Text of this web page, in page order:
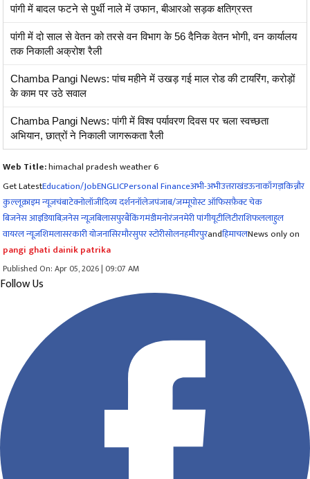
पांगी में बादल फटने से पुर्थी नाले में उफान, बीआरओ सड़क क्षतिग्रस्त
पांगी में दो साल से वेतन को तरसे वन विभाग के 56 दैनिक वेतन भोगी, वन कार्यालय
तक निकाली अक्रोश रैली
Chamba Pangi News: पांच महीने में उखड़ गई माल रोड की टायरिंग, करोड़ों
के काम पर उठे सवाल
Chamba Pangi News: पांगी में विश्व पर्यावरण दिवस पर चला स्वच्छता
अभियान, छात्रों ने निकाली जागरूकता रैली
Web Title:himachal pradesh weather 6
Get LatestEducation/JobENGLICPersonal Financeअभी-अभीउत्तराखंडऊनाकाँगड़ाकिन्नौर
कुल्लूक्राइम न्यूजचंबाटेक्नोलॉजीदिव्य दर्शननॉलेजपंजाब/जम्मूपोस्ट ऑफिसफ़ैक्ट चेक
बिजनेस आइडियाबिज़नेस न्यूज़बिलासपुरबैंकिंगमंडीमनोरंजनमेरी पांगीयूटीलिटीराशिफललाहुल
वायरल न्यूज़शिमलासरकारी योजनासिरमौरसुपर स्टोरीसोलनहमीरपुरandहिमाचलNews only on
pangi ghati dainik patrika
Published On: Apr 05, 2026 | 09:07 AM
Follow Us